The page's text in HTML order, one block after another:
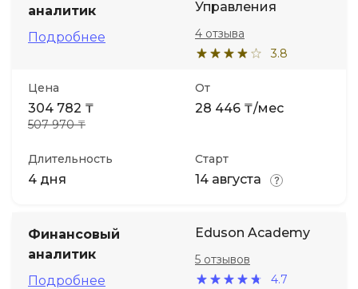
аналитик
Подробнее
Управления
3.8
4 отзыва
Цена
304 782 ₸
507 970 ₸
От
28 446 ₸/мес
Длительность
4 дня
Старт
14 августа
Финансовый
аналитик
Подробнее
Eduson Academy
4.7
5 отзывов